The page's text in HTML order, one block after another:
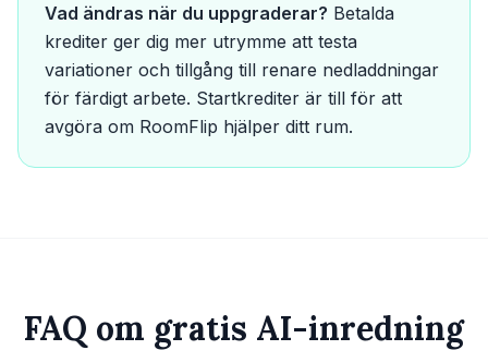
Vad ändras när du uppgraderar? Betalda
krediter ger dig mer utrymme att testa
variationer och tillgång till renare nedladdningar
för färdigt arbete. Startkrediter är till för att
avgöra om RoomFlip hjälper ditt rum.
FAQ om gratis AI-inredning